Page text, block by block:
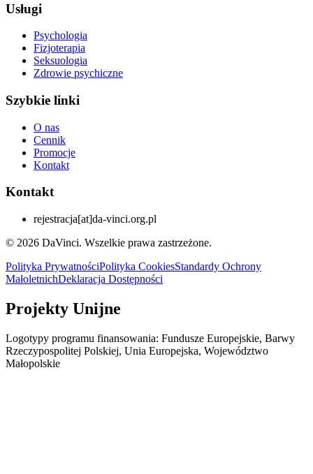
Usługi
Psychologia
Fizjoterapia
Seksuologia
Zdrowie psychiczne
Szybkie linki
O nas
Cennik
Promocje
Kontakt
Kontakt
rejestracja[at]da-vinci.org.pl
© 2026 DaVinci. Wszelkie prawa zastrzeżone.
Polityka PrywatnościPolityka CookiesStandardy Ochrony
MałoletnichDeklaracja Dostępności
Projekty Unijne
Logotypy programu finansowania: Fundusze Europejskie, Barwy
Rzeczypospolitej Polskiej, Unia Europejska, Województwo
Małopolskie